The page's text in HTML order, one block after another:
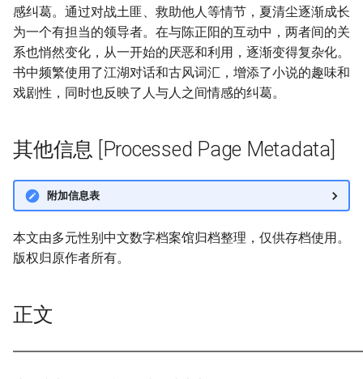
感纠葛。通过对战土匪、救助他人等情节，夏清尘逐渐成长
为一个有担当的领导者。在与陈正阳的互动中，两者间的关
系也悄然变化，从一开始的厌恶和利用，逐渐变得复杂化。
书中频繁使用了江湖对话和古风词汇，增添了小说的趣味和
戏剧性，同时也反映了人与人之间情感的纠葛。
其他信息 [Processed Page Metadata]
附加信息表
本文由多元性别中文数字档案馆归档整理，仅供存档使用。
版权归原作者所有。
正文